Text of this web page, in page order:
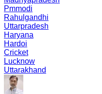
Pmmodi
Rahulgandhi
Uttarpradesh
Haryana
Hardoi
Cricket
Lucknow
Uttarakhand